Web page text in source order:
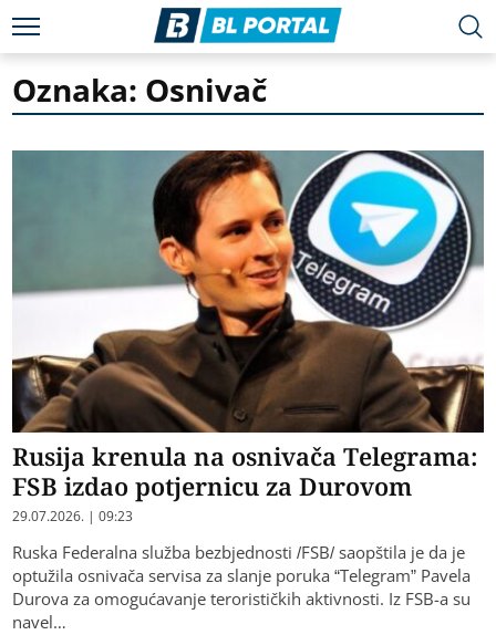
Oznaka: Osnivač
Rusija krenula na osnivača Telegrama:
FSB izdao potjernicu za Durovom
29.07.2026. | 09:23
Ruska Federalna služba bezbjednosti /FSB/ saopštila je da je
optužila osnivača servisa za slanje poruka “Telegram” Pavela
Durova za omogućavanje terorističkih aktivnosti. Iz FSB-a su
navel…